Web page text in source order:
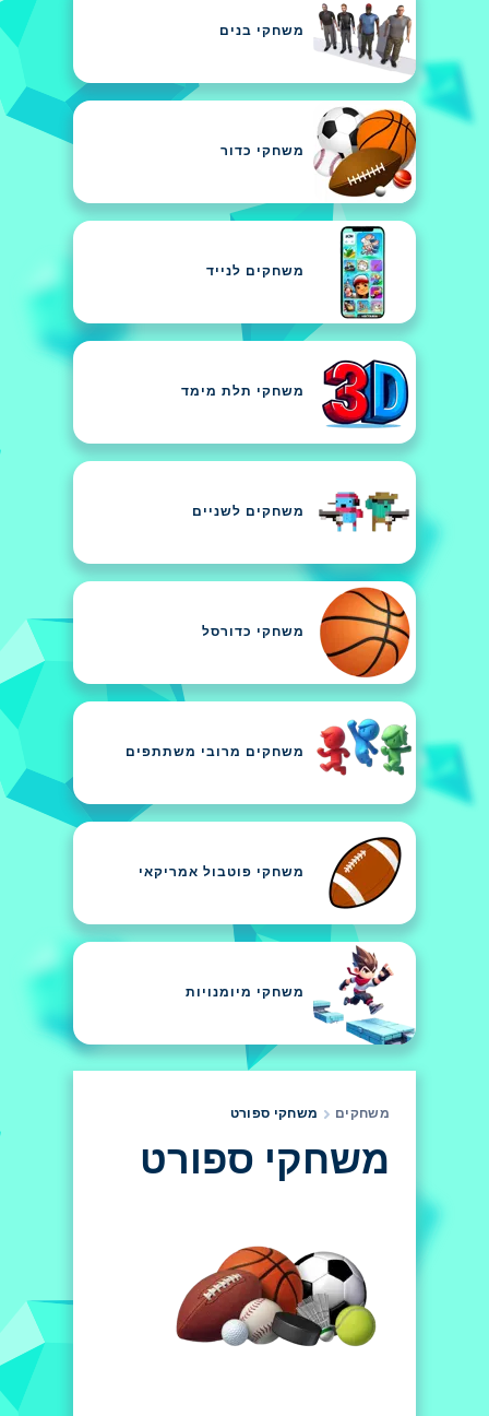
משחקי בנים
משחקי כדור
משחקים לנייד
משחקי תלת מימד
משחקים לשניים
משחקי כדורסל
משחקים מרובי משתתפים
משחקי פוטבול אמריקאי
משחקי מיומנויות
משחקים משחקי ספורט
משחקי ספורט